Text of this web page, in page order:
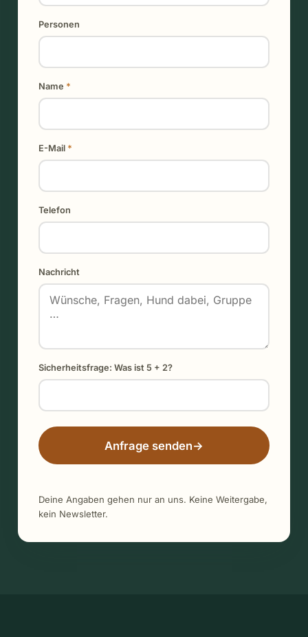
Personen
Name *
E-Mail *
Telefon
Nachricht
Sicherheitsfrage: Was ist 5 + 2?
Anfrage senden→
Deine Angaben gehen nur an uns. Keine Weitergabe,
kein Newsletter.